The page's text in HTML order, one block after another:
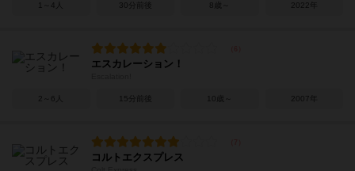
1～4人 30分前後 8歳～ 2022年
エスカレーション！
2～6人 15分前後 10歳～ 2007年
コルトエクスプレス